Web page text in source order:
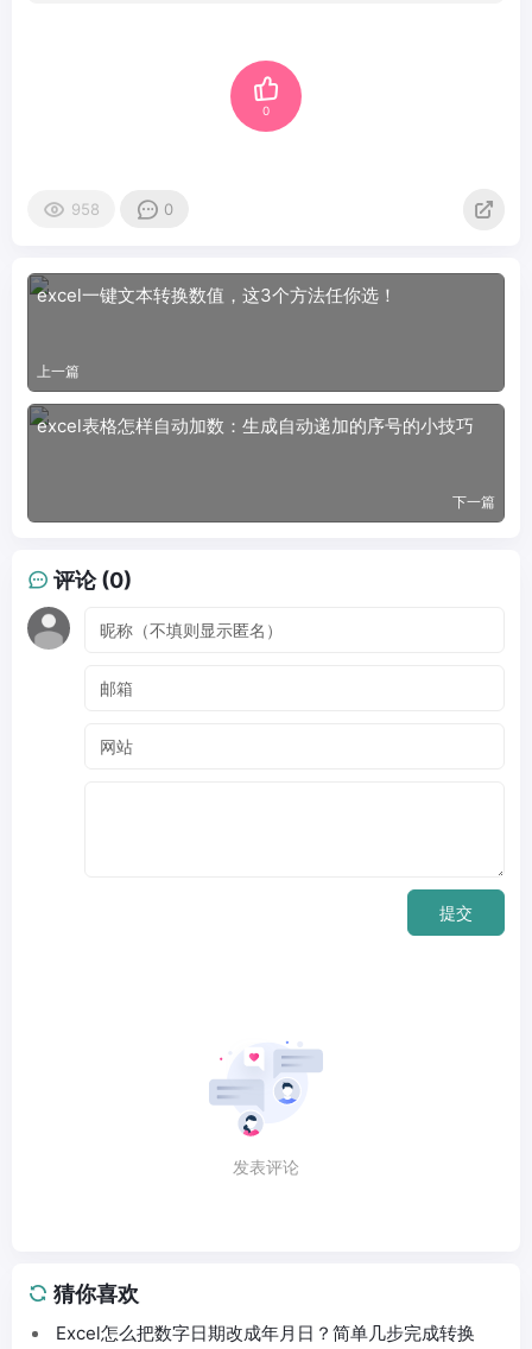
0
958 0
excel一键文本转换数值，这3个方法任你选！
上一篇
excel表格怎样自动加数：生成自动递加的序号的小技巧
下一篇
评论 (0)
提交
发表评论
猜你喜欢
Excel怎么把数字日期改成年月日？简单几步完成转换